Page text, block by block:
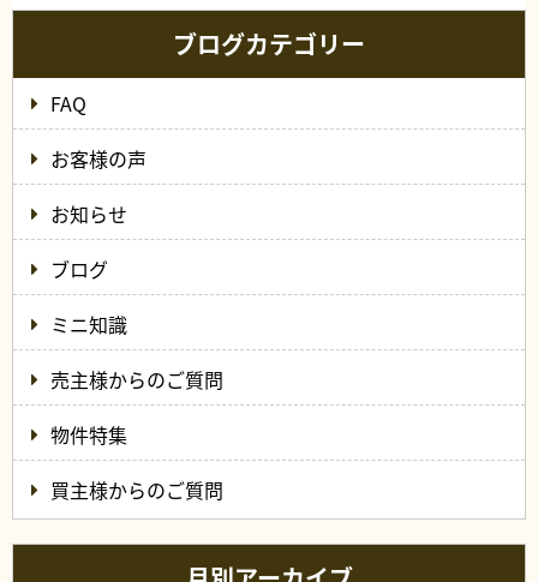
ブログカテゴリー
FAQ
お客様の声
お知らせ
ブログ
ミニ知識
売主様からのご質問
物件特集
買主様からのご質問